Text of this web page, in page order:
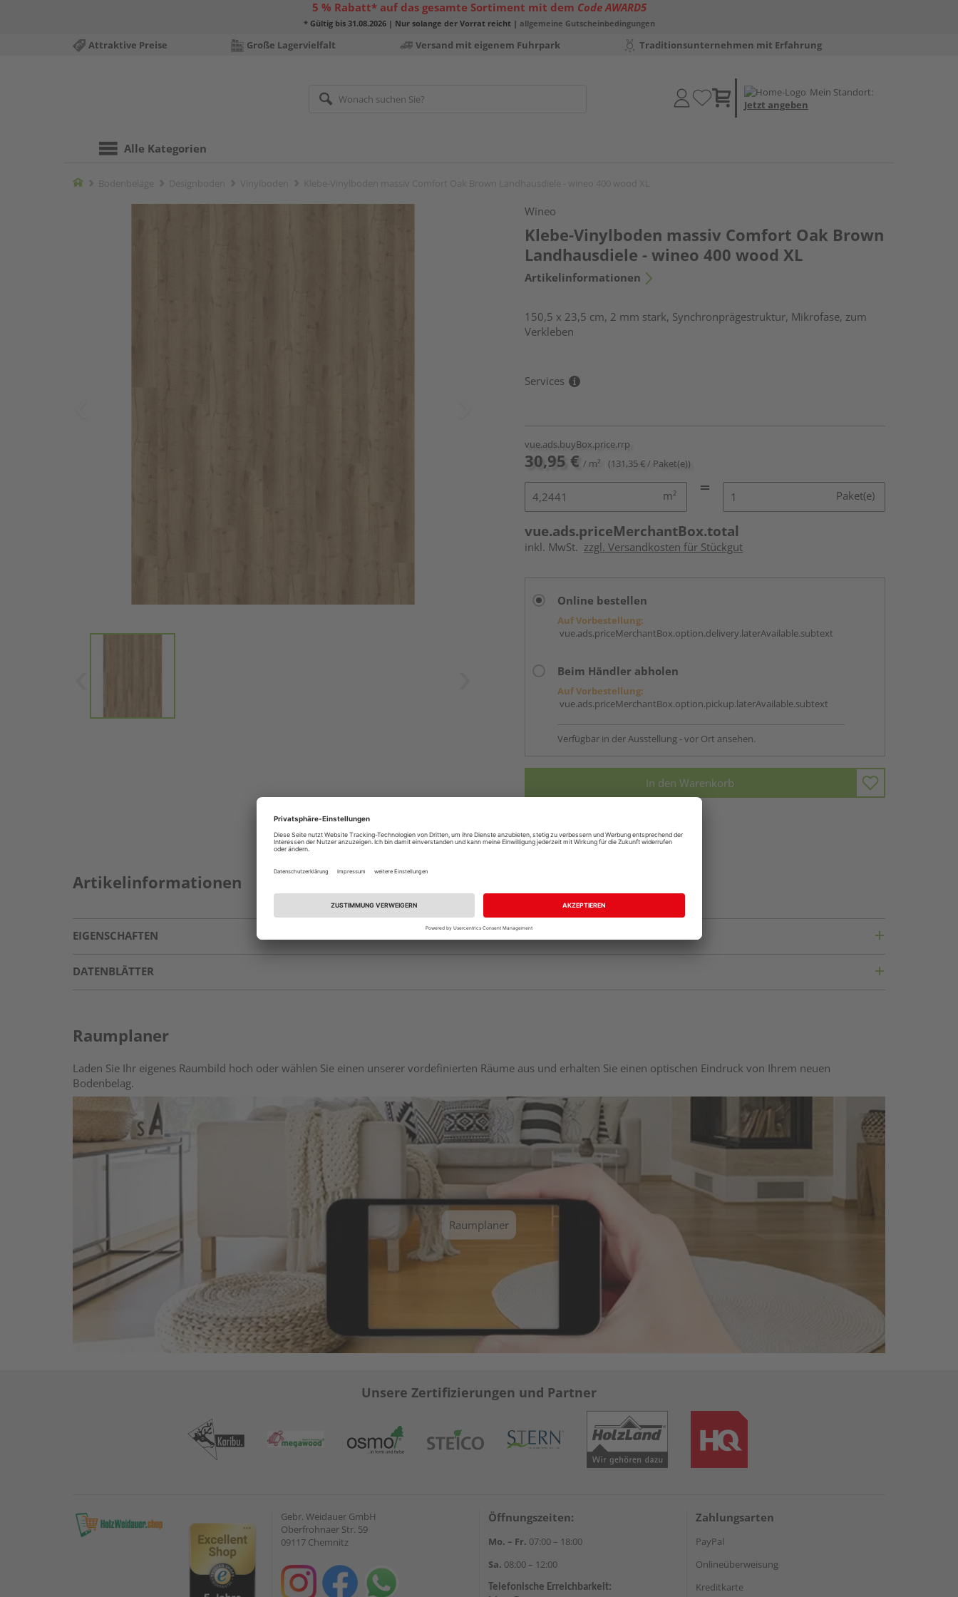
5 % Rabatt* auf das gesamte Sortiment mit dem Code AWARD5
* Gültig bis 31.08.2026 | Nur solange der Vorrat reicht | allgemeine Gutscheinbedingungen
Attraktive Preise Große Lagervielfalt Versand mit eigenem Fuhrpark Traditionsunternehmen mit Erfahrung
Mein Standort:
Jetzt angeben
Alle Kategorien
Home
Wineo
Klebe-Vinylboden massiv Comfort Oak Brown
Landhausdiele - wineo 400 wood XL
Artikelinformationen
150,5 x 23,5 cm, 2 mm stark, Synchronprägestruktur, Mikrofase, zum
Verkleben
Services
vue.ads.buyBox.price.rrp
30,95 € / m² (131,35 € / Paket(e))
m² Paket(e)
vue.ads.priceMerchantBox.total
inkl. MwSt. zzgl. Versandkosten für Stückgut
Online bestellen
Auf Vorbestellung:
vue.ads.priceMerchantBox.option.delivery.laterAvailable.subtext
Beim Händler abholen
Auf Vorbestellung:
vue.ads.priceMerchantBox.option.pickup.laterAvailable.subtext
Verfügbar in der Ausstellung - vor Ort ansehen.
In den Warenkorb
Artikelinformationen
EIGENSCHAFTEN
DATENBLÄTTER
Raumplaner
Laden Sie Ihr eigenes Raumbild hoch oder wählen Sie einen unserer vordefinierten Räume aus und erhalten Sie einen optischen Eindruck von Ihrem neuen
Bodenbelag.
Raumplaner
Unsere Zertifizierungen und Partner
Gebr. Weidauer GmbH
Oberfrohnaer Str. 59
09117 Chemnitz
Öffnungszeiten:
Mo. – Fr. 07:00 – 18:00
Sa. 08:00 – 12:00
Telefonische Erreichbarkeit:
Zahlungsarten
PayPal
Onlineüberweisung
Kreditkarte